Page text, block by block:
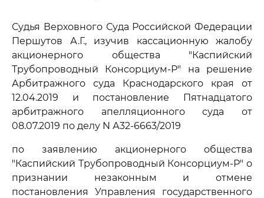
Судья Верховного Суда Российской Федерации
Першутов А.Г., изучив кассационную жалобу
акционерного общества "Каспийский
Трубопроводный Консорциум-Р" на решение
Арбитражного суда Краснодарского края от
12.04.2019 и постановление Пятнадцатого
арбитражного апелляционного суда от
08.07.2019 по делу N А32-6663/2019
по заявлению акционерного общества
"Каспийский Трубопроводный Консорциум-Р" о
признании незаконным и отмене
постановления Управления государственного